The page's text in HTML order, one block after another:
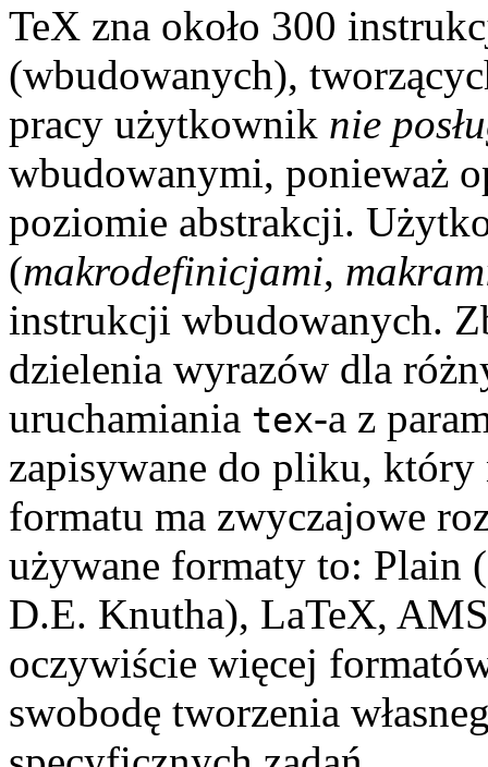
TeX zna około 300
(wbudowanych),
pracy użytkownik nie
wbudowanymi, ponieważ
poziomie abstrakcji.
(makrodefinicjami,
instrukcji wbudowanych.
dzielenia wyrazów dla
uruchamiania tex-a z
zapisywane do pliku,
formatu ma zwyczajowe
używane formaty to: Plain
D.E. Knutha), LaTeX,
oczywiście więcej
swobodę tworzenia